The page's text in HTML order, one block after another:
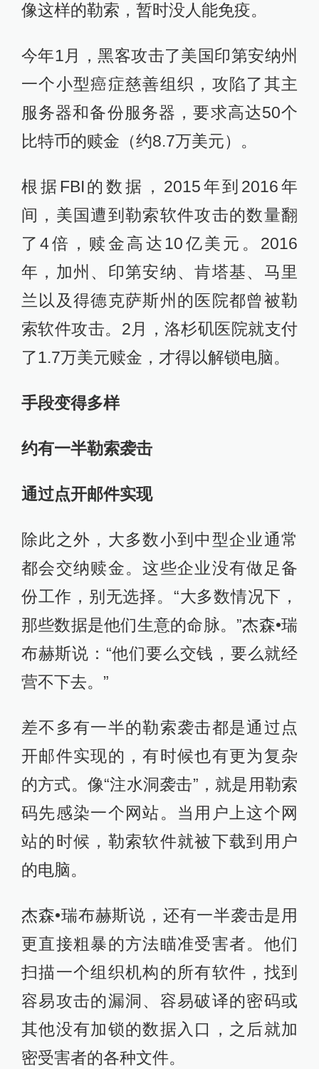
像这样的勒索，暂时没人能免疫。
今年1月，黑客攻击了美国印第安纳州
一个小型癌症慈善组织，攻陷了其主
服务器和备份服务器，要求高达50个
比特币的赎金（约8.7万美元）。
根据FBI的数据，2015年到2016年
间，美国遭到勒索软件攻击的数量翻
了4倍，赎金高达10亿美元。2016
年，加州、印第安纳、肯塔基、马里
兰以及得德克萨斯州的医院都曾被勒
索软件攻击。2月，洛杉矶医院就支付
了1.7万美元赎金，才得以解锁电脑。
手段变得多样
约有一半勒索袭击
通过点开邮件实现
除此之外，大多数小到中型企业通常
都会交纳赎金。这些企业没有做足备
份工作，别无选择。“大多数情况下，
那些数据是他们生意的命脉。”杰森•瑞
布赫斯说：“他们要么交钱，要么就经
营不下去。”
差不多有一半的勒索袭击都是通过点
开邮件实现的，有时候也有更为复杂
的方式。像“注水洞袭击”，就是用勒索
码先感染一个网站。当用户上这个网
站的时候，勒索软件就被下载到用户
的电脑。
杰森•瑞布赫斯说，还有一半袭击是用
更直接粗暴的方法瞄准受害者。他们
扫描一个组织机构的所有软件，找到
容易攻击的漏洞、容易破译的密码或
其他没有加锁的数据入口，之后就加
密受害者的各种文件。